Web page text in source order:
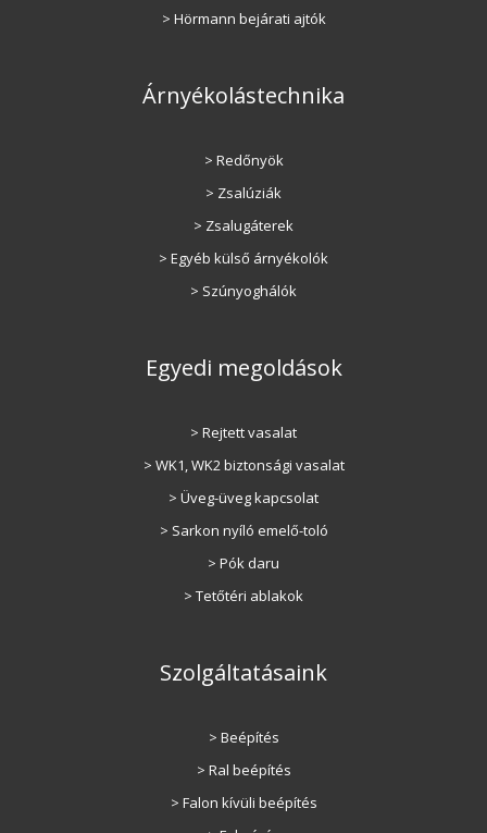
> Hörmann bejárati ajtók
Árnyékolástechnika
> Redőnyök
> Zsalúziák
> Zsalugáterek
> Egyéb külső árnyékolók
> Szúnyoghálók
Egyedi megoldások
> Rejtett vasalat
> WK1, WK2 biztonsági vasalat
> Üveg-üveg kapcsolat
> Sarkon nyíló emelő-toló
> Pók daru
> Tetőtéri ablakok
Szolgáltatásaink
> Beépítés
> Ral beépítés
> Falon kívüli beépítés